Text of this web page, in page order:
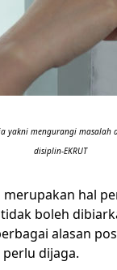
yakni mengurangi masalah
disiplin-EKRUT
merupakan hal
boleh
alasan
dijaga.